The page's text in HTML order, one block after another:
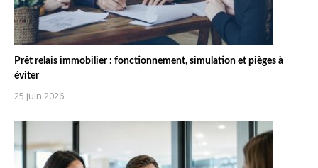
Prêt relais immobilier : fonctionnement, simulation et pièges à
éviter
25 juin 2026